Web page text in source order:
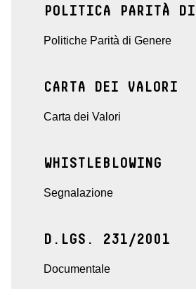
POLITICA PARITÀ DI
Politiche Parità di Genere
CARTA DEI VALORI
Carta dei Valori
WHISTLEBLOWING
Segnalazione
D.LGS. 231/2001
Documentale